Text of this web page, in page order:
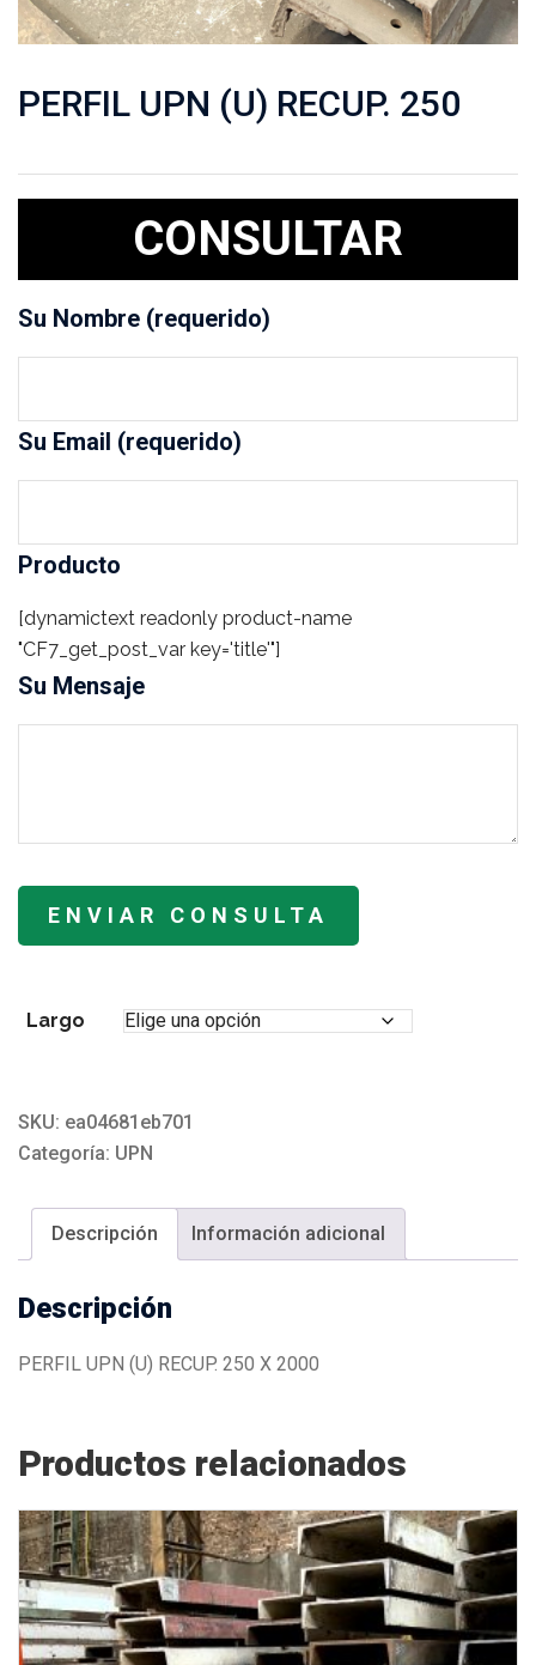
PERFIL UPN (U) RECUP. 250
CONSULTAR
Su Nombre (requerido)
Su Email (requerido)
Producto
[dynamictext readonly product-name
"CF7_get_post_var key='title'"]
Su Mensaje
Largo
SKU: ea04681eb701
Categoría: UPN
Descripción Información adicional
Descripción
PERFIL UPN (U) RECUP. 250 X 2000
Productos relacionados